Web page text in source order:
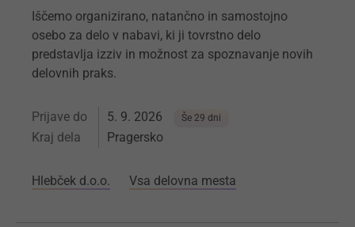
Iščemo organizirano, natančno in samostojno
osebo za delo v nabavi, ki ji tovrstno delo
predstavlja izziv in možnost za spoznavanje novih
delovnih praks.
Prijave do 5. 9. 2026 Še 29 dni
Kraj dela Pragersko
Hlebček d.o.o. Vsa delovna mesta